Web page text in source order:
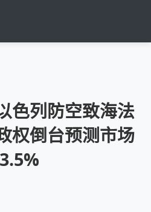
色列防空致海法
权倒台预测市场